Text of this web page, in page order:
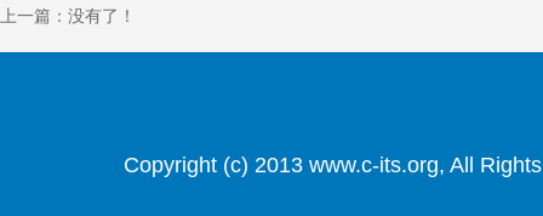
上一篇：没有了！
Copyright (c) 2013 www.c-its.org, All